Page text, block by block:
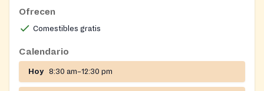
Ofrecen
Comestibles gratis
Calendario
Hoy 8:30 am–12:30 pm